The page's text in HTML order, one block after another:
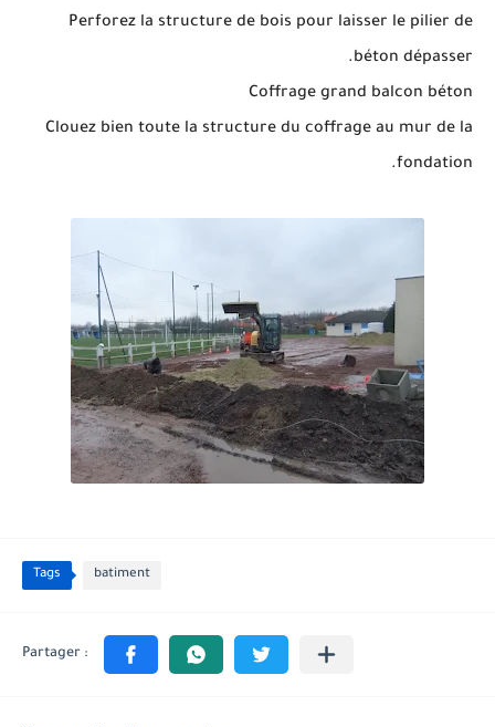
Perforez la structure de bois pour laisser le pilier de
béton dépasser.
Coffrage grand balcon béton
Clouez bien toute la structure du coffrage au mur de la
fondation.
Tags batiment